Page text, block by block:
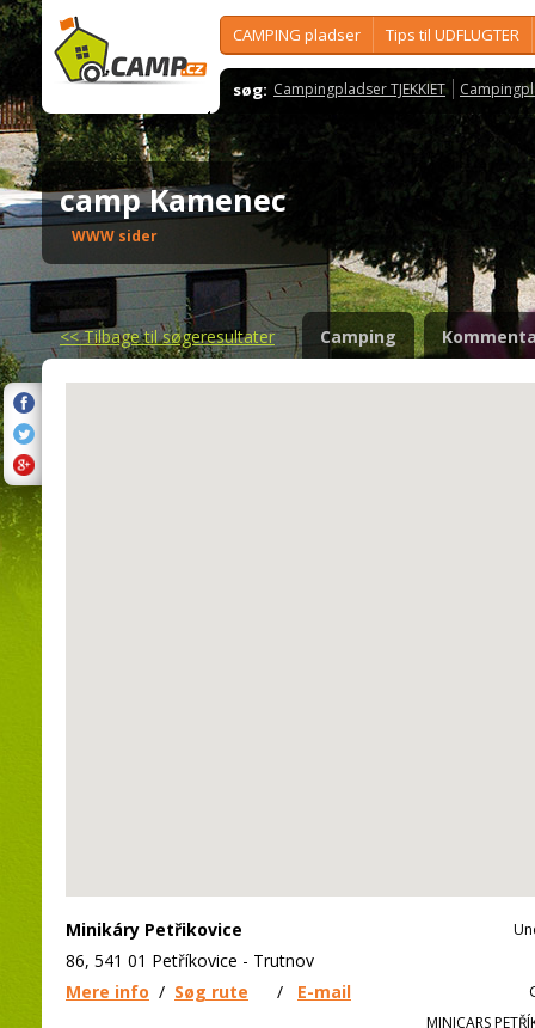
CAMPING pladser Tips til UDFLUGTER
søg: Campingpladser TJEKKIET
camp Kamenec
WWW sider
<<Tilbage til søgeresultater Camping
Minikáry Petřikovice
86, 541 01 Petříkovice - Trutnov
Mere info / Søg rute / E-mail
MINICARS